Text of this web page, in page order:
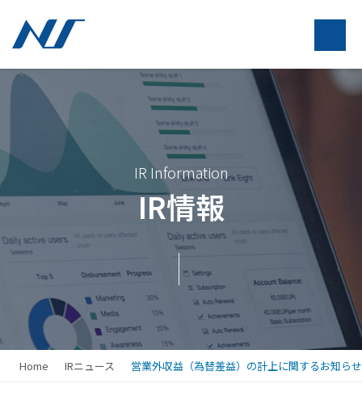
IR Information
IR情報
Home IRニュース 営業外収益（為替差益）の計上に関するお知らせ